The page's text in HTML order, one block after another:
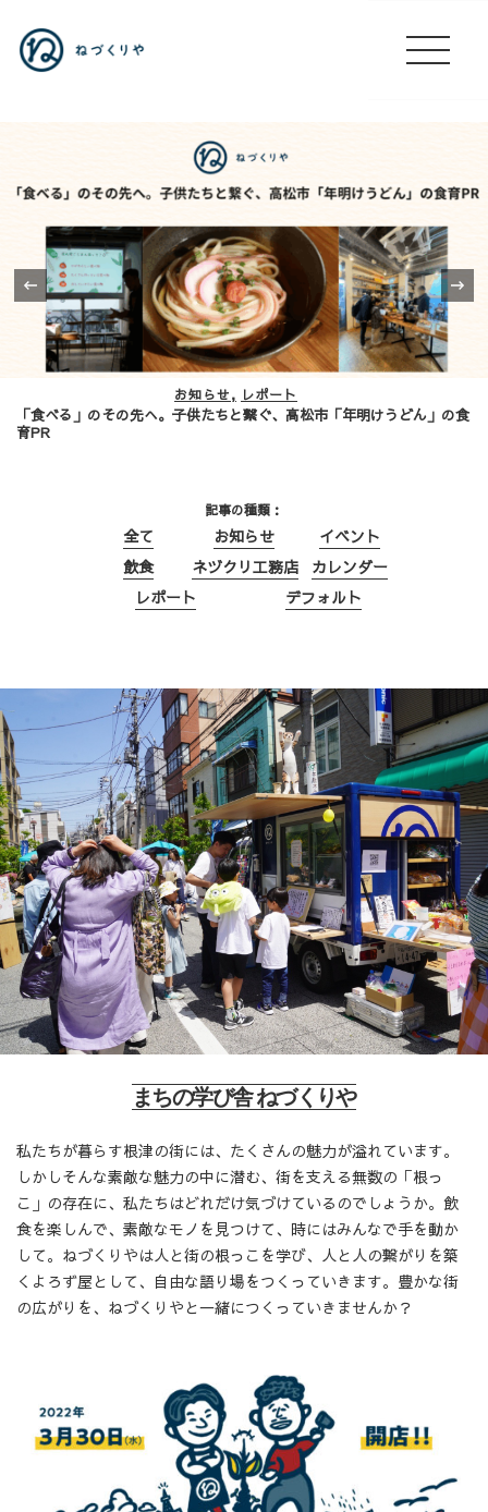
お知らせ レポート
「食べる」のその先へ。子供たちと繋ぐ、高松市「年明けうどん」の食
育PR
‹
記事の種類
全て お知らせ
イベント
飲食
ネヅクリ工務店
カレンダー
レポート
デフォルト
まちの学び舎 ねづくりや
私たちが暮らす根津の街には、たくさんの魅力が溢れています。
しかしそんな素敵な魅力の中に潜む、街を支える無数の「根っ
こ」の存在に、私たちはどれだけ気づけているのでしょうか。飲
食を楽しんで、素敵なモノを見つけて、時にはみんなで手を動か
して。ねづくりやは人と街の根っこを学び、人と人の繋がりを築
くよろず屋として、自由な語り場をつくっていきます。豊かな街
の広がりを、ねづくりやと一緒につくっていきませんか？